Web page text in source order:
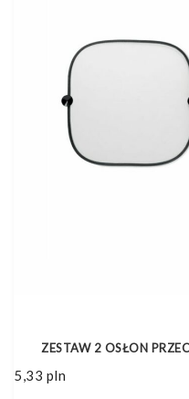
ZESTAW 2 OSŁON
5,33 pln